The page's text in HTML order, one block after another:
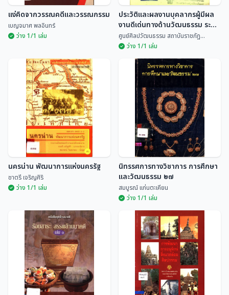
แง่คิดจากวรรณคดีและ
วรรณกรรม
เบญจมาศ พลอินทร์
แง่คิดจากวรรณคดีและวรรณกรรม
เบญจมาศ พลอินทร์
ว่าง 1/1 เล่ม
ประวัติและผลงานบุคลากรผู้มีผล
งานดีเด่นทางด้านวัฒนธรรม
ระดับจังหวัด ประจำปี 2535
ศูนย์ศิลปวัฒนธรรม สถ...
ประวัติและผลงานบุคลากรผู้มีผล
งานดีเด่นทางด้านวัฒนธรรม ระดับ
จังหวัด ประจำปี 2535
ศูนย์ศิลปวัฒนธรรม สถาบันราชภัฏ...
ว่าง 1/1 เล่ม
นครน่าน พัฒนาการแห่งนครรัฐ
ชาตรี เจริญศิริ
นครน่าน พัฒนาการแห่งนครรัฐ
ชาตรี เจริญศิริ
ว่าง 1/1 เล่ม
นิทรรศการทางวิชาการ การศึกษา
และวัฒนธรรม ๒๗
สมบูรณ์ แก่นตะเคียน
นิทรรศการทางวิชาการ การศึกษา
และวัฒนธรรม ๒๗
สมบูรณ์ แก่นตะเคียน
ว่าง 1/1 เล่ม